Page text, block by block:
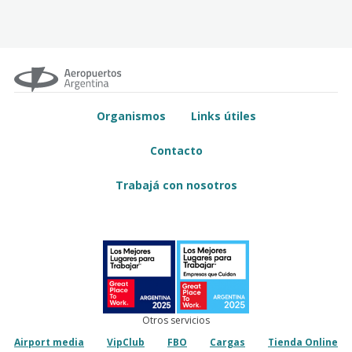
Organismos Links útiles
Contacto
Trabajá con nosotros
Otros servicios
Airport media
VipClub FBO Cargas Tienda Online